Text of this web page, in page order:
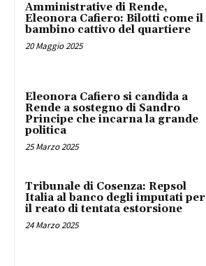
Amministrative di Rende,
Eleonora Cafiero: Bilotti come il
bambino cattivo del quartiere
20 Maggio 2025
Eleonora Cafiero si candida a
Rende a sostegno di Sandro
Principe che incarna la grande
politica
25 Marzo 2025
Tribunale di Cosenza: Repsol
Italia al banco degli imputati per
il reato di tentata estorsione
24 Marzo 2025